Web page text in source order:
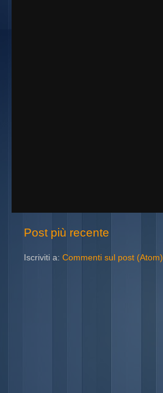
Post più recente
Iscriviti a: Commenti sul post (Atom)